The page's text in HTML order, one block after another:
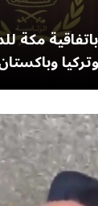
مكة